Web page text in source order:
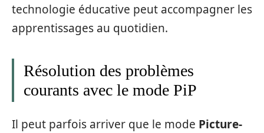
technologie éducative peut accompagner les
apprentissages au quotidien.
Résolution des problèmes
courants avec le mode PiP
Il peut parfois arriver que le mode Picture-